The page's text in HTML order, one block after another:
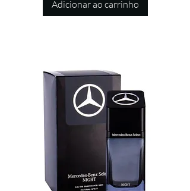
Adicionar ao carrinho